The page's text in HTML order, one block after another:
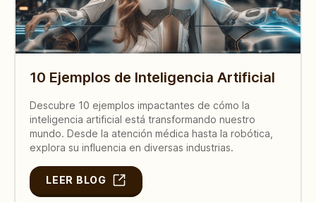
10 Ejemplos de Inteligencia Artificial
Descubre 10 ejemplos impactantes de cómo la
inteligencia artificial está transformando nuestro
mundo. Desde la atención médica hasta la robótica,
explora su influencia en diversas industrias.
LEER BLOG